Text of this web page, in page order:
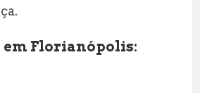
em Florianópolis: